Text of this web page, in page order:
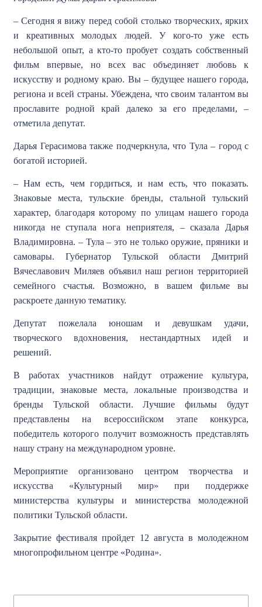
– Сегодня я вижу перед собой столько творческих, ярких
и креативных молодых людей. У кого-то уже есть
небольшой опыт, а кто-то пробует создать собственный
фильм впервые, но всех вас объединяет любовь к
искусству и родному краю. Вы – будущее нашего города,
региона и всей страны. Убеждена, что своим талантом вы
прославите родной край далеко за его пределами, –
отметила депутат.
Дарья Герасимова также подчеркнула, что Тула – город с
богатой историей.
– Нам есть, чем гордиться, и нам есть, что показать.
Знаковые места, тульские бренды, стальной тульский
характер, благодаря которому по улицам нашего города
никогда не ступала нога неприятеля, – сказала Дарья
Владимировна. – Тула – это не только оружие, пряники и
самовары. Губернатор Тульской области Дмитрий
Вячеславович Миляев объявил наш регион территорией
семейного счастья. Возможно, в вашем фильме вы
раскроете данную тематику.
Депутат пожелала юношам и девушкам удачи,
творческого вдохновения, нестандартных идей и
решений.
В работах участников найдут отражение культура,
традиции, знаковые места, локальные производства и
бренды Тульской области. Лучшие фильмы будут
представлены на всероссийском этапе конкурса,
победитель которого получит возможность представлять
нашу страну на международном уровне.
Мероприятие организовано центром творчества и
искусства «Культурный мир» при поддержке
министерства культуры и министерства молодежной
политики Тульской области.
Закрытие фестиваля пройдет 12 августа в молодежном
многопрофильном центре «Родина».